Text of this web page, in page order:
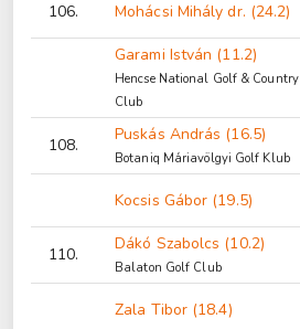
106. Mohácsi Mihály dr. (24.2)
Garami István (11.2)
Hencse National Golf & Country
Club
108.
Puskás András (16.5)
Botaniq Máriavölgyi Golf Klub
Kocsis Gábor (19.5)
110.
Dákó Szabolcs (10.2)
Balaton Golf Club
Zala Tibor (18.4)